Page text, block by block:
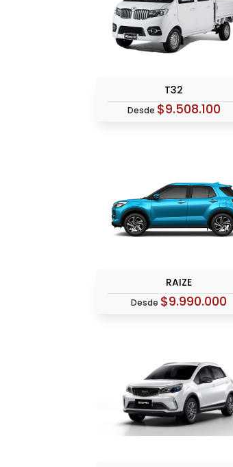
T32
Desde $9.508.100
RAIZE
Desde $9.990.000